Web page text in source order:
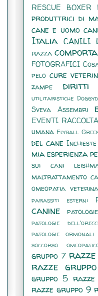
RESCUE BOXER
produttrici di
cane e uomo
Italia CANILI
razza
FOTOGRAFICI
pelo cure
zampe
diritti
utilitaristiche
Sveva Assembri
EVENTI
umana Flyball
del cane Inchieste
mia esperienza
sui cani
maltrattamento
omeopatia
parassiti esterni
canine
patologie
patologie ormonali
soccorso
gruppo 7 razze
razze
gruppo 5
razze gruppo 9